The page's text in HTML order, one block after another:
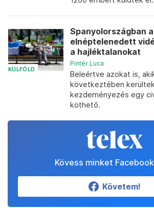
KÜLFÖLD
Spanyolországban
elnéptelenedett
a hajléktalanokat
Pintér Luca
Beleértve azokat is,
következtében
kezdeményezés egy
köthető.
Kövess minket
Követem!